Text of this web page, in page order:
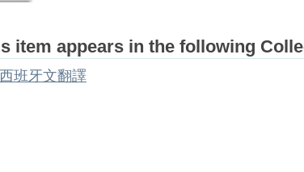
item appears in the following
西班牙文翻譯